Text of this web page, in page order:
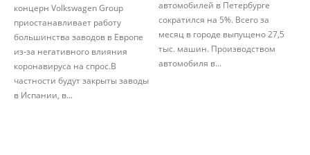
концерн Volkswagen Group
приостанавливает работу
большинства заводов в Европе
из-за негативного влияния
коронавируса на спрос.В
частности будут закрыты заводы
в Испании, в...
автомобилей в Петербурге
сократился на 5%. Всего за
месяц в городе выпущено 27,5
тыс. машин. Производством
автомобиля в...